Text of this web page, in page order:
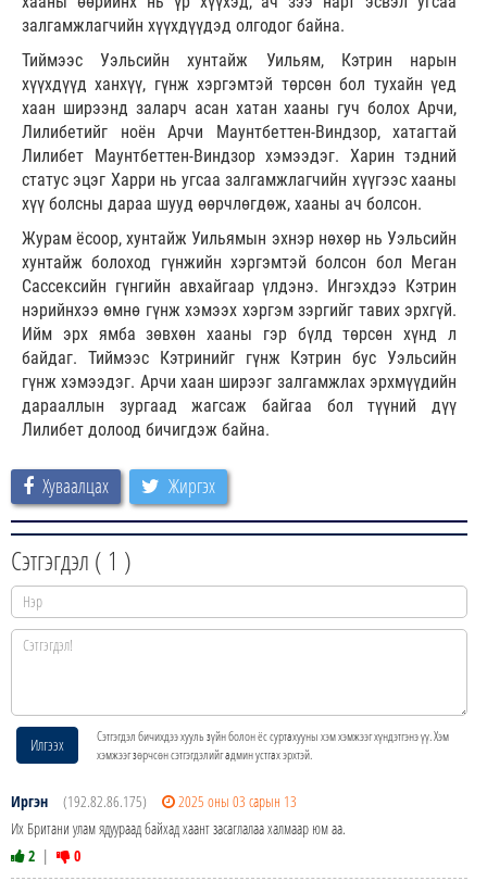
залгамжлагчийн хүүхдүүдэд олгодог байна.
Тиймээс Уэльсийн хунтайж Уильям, Кэтрин нарын
хүүхдүүд ханхүү, гүнж хэргэмтэй төрсөн бол тухайн үед
хаан ширээнд заларч асан хатан хааны гуч болох Арчи,
Лилибетийг ноён Арчи Маунтбеттен-Виндзор, хатагтай
Лилибет Маунтбеттен-Виндзор хэмээдэг. Харин тэдний
статус эцэг Харри нь угсаа залгамжлагчийн хүүгээс хааны
хүү болсны дараа шууд өөрчлөгдөж, хааны ач болсон.
Журам ёсоор, хунтайж Уильямын эхнэр нөхөр нь Уэльсийн
хунтайж болоход гүнжийн хэргэмтэй болсон бол Меган
Сассексийн гүнгийн авхайгаар үлдэнэ. Ингэхдээ Кэтрин
нэрийнхээ өмнө гүнж хэмээх хэргэм зэргийг тавих эрхгүй.
Ийм эрх ямба зөвхөн хааны гэр бүлд төрсөн хүнд л
байдаг. Тиймээс Кэтринийг гүнж Кэтрин бус Уэльсийн
гүнж хэмээдэг. Арчи хаан ширээг залгамжлах эрхмүүдийн
дарааллын зургаад жагсаж байгаа бол түүний дүү
Лилибет долоод бичигдэж байна.
Хуваалцах Жиргэх
Сэтгэгдэл ( 1 )
Илгээх
Сэтгэгдэл бичихдээ хууль зүйн болон ёс суртахууны хэм хэмжээг хүндэтгэнэ үү. Хэм
хэмжээг зөрчсөн сэтгэгдэлийг админ устгах эрхтэй.
Иргэн (192.82.86.175)
2025 оны 03 сарын 13
Их Британи улам ядуураад байхад хаант засаглалаа халмаар юм аа.
2 | 0